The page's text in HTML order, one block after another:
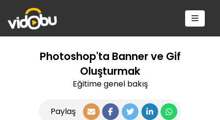
Photoshop'ta Banner ve Gif
Oluşturmak
Eğitime genel bakış
Paylaş